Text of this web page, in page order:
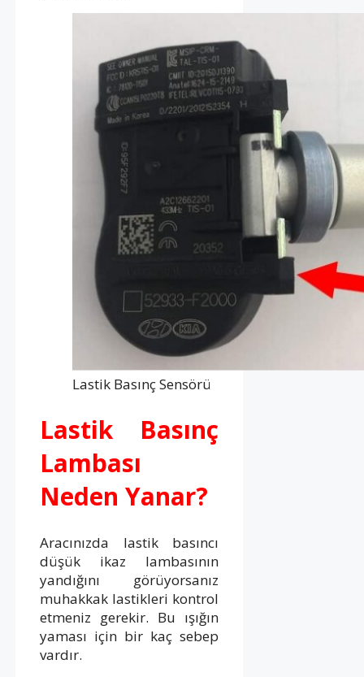
Lastik Basınç Sensörü
Lastik Basınç
Lambası
Neden Yanar?
Aracınızda lastik basıncı
düşük ikaz lambasının
yandığını görüyorsanız
muhakkak lastikleri kontrol
etmeniz gerekir. Bu ışığın
yaması için bir kaç sebep
vardır.